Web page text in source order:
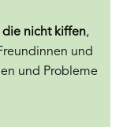
die nicht kiffen,
und
und Probleme